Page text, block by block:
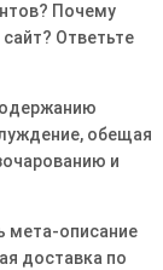
Почему
Ответьте
обещая
и
мета-описание
доставка по